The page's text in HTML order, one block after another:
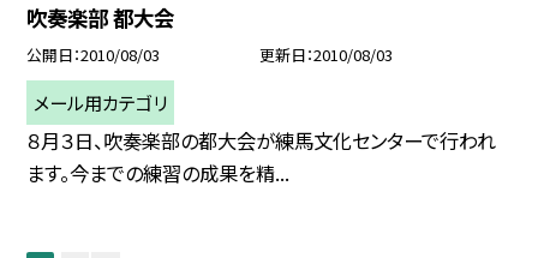
吹奏楽部 都大会
公開日 2010/08/03 更新日 2010/08/03
メール用カテゴリ
８月３日、吹奏楽部の都大会が練馬文化センターで行われ
ます。今までの練習の成果を精...